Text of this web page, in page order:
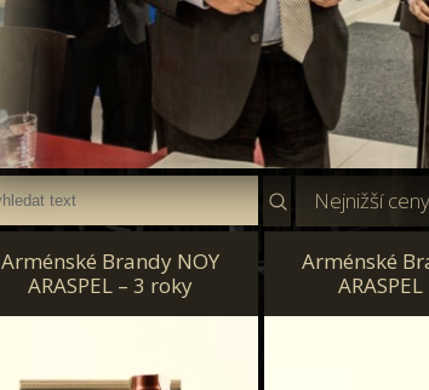
Nejnižší ceny
Arménské Brandy NOY
ARASPEL – 3 roky
Arménské